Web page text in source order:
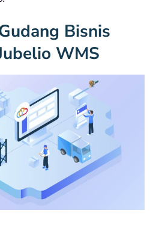
Bisnis
WMS